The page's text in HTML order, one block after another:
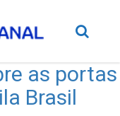
as portas
Brasil